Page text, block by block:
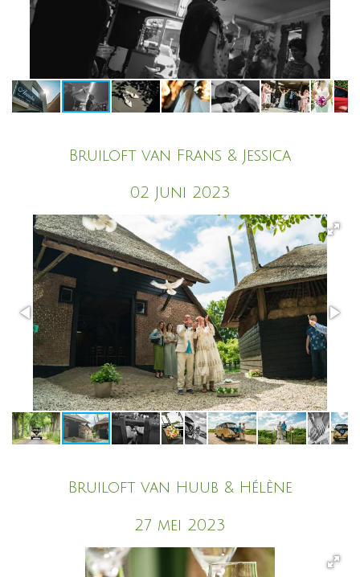
Bruiloft van Frans & Jessica
02 Juni 2023
Bruiloft van Huub & Hélène
27 mei 2023